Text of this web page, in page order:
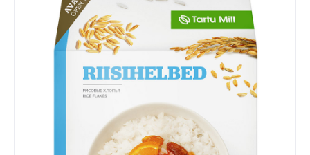
Põllumehe Portaal
Facebook
Instagram